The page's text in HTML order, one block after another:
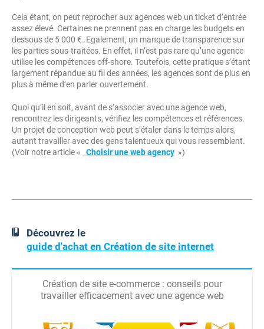
Cela étant, on peut reprocher aux agences web un ticket d’entrée
assez élevé. Certaines ne prennent pas en charge les budgets en
dessous de 5 000 €. Egalement, un manque de transparence sur
les parties sous-traitées. En effet, il n’est pas rare qu’une agence
utilise les compétences off-shore. Toutefois, cette pratique s’étant
largement répandue au fil des années, les agences sont de plus en
plus à même d’en parler ouvertement.
Quoi qu’il en soit, avant de s’associer avec une agence web,
rencontrez les dirigeants, vérifiez les compétences et références.
Un projet de conception web peut s’étaler dans le temps alors,
autant travailler avec des gens talentueux qui vous ressemblent.
(Voir notre article «
Choisir une web agency »)
Découvrez le
guide d'achat en Création de site internet
Création de site e-commerce : conseils pour
travailler efficacement avec une agence web